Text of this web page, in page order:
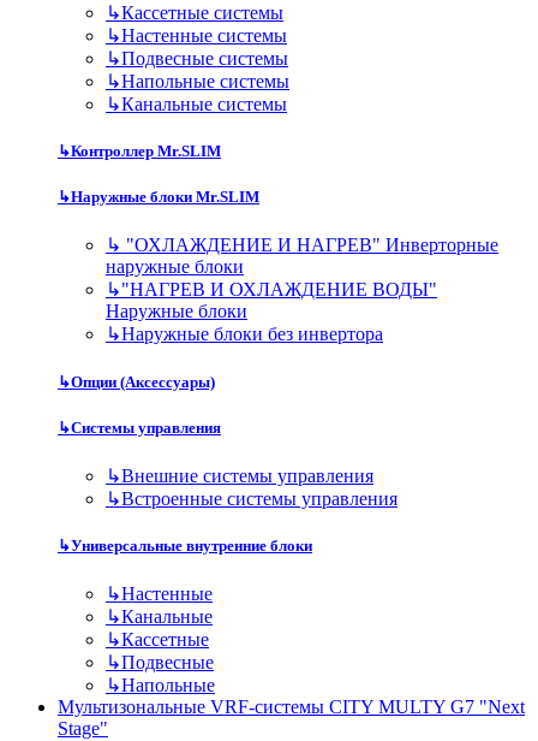
↳Кассетные системы
↳Настенные системы
↳Подвесные системы
↳Напольные системы
↳Канальные системы
↳Контроллер Mr.SLIM
↳Наружные блоки Mr.SLIM
↳ "ОХЛАЖДЕНИЕ И НАГРЕВ" Инверторные
наружные блоки
↳"НАГРЕВ И ОХЛАЖДЕНИЕ ВОДЫ"
Наружные блоки
↳Наружные блоки без инвертора
↳Опции (Аксессуары)
↳Системы управления
↳Внешние системы управления
↳Встроенные системы управления
↳Универсальные внутренние блоки
↳Настенные
↳Канальные
↳Кассетные
↳Подвесные
↳Напольные
Мультизональные VRF-системы CITY MULTY G7 "Next
Stage"